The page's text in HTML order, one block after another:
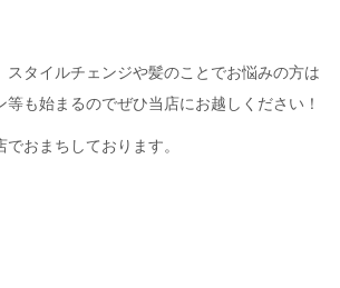
スタイルチェンジや髪のことでお悩みの方は
等も始まるのでぜひ当店にお越しください！
おまちしております。